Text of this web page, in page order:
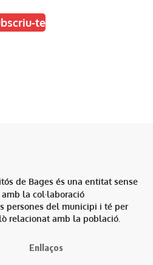
te
de Bages és una entitat sense
la col·laboració
persones del municipi i té per
relacionat amb la població.
Enllaços